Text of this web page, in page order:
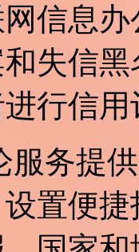
信息
失信
行信用
服务提
置便